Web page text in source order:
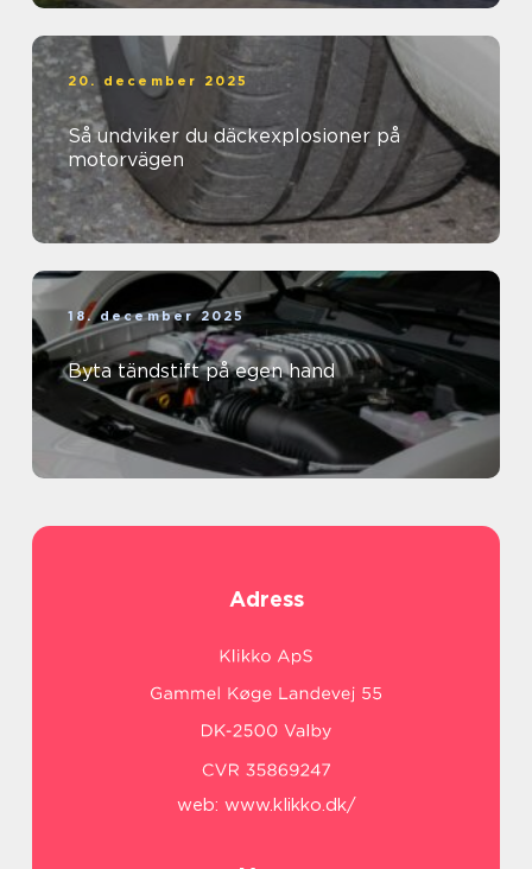
20. december 2025
Så undviker du däckexplosioner på
motorvägen
18. december 2025
Byta tändstift på egen hand
Adress
web: www.klikko.dk/